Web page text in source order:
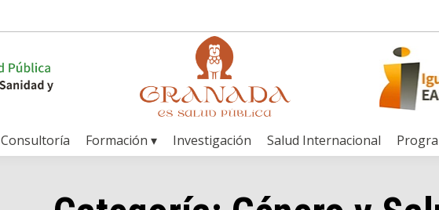
Consultoría Formación ▾ Investigación Salud Internacional